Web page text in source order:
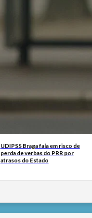
UDIPSS Braga fala em risco de
perda de verbas do PRR por
atrasos do Estado